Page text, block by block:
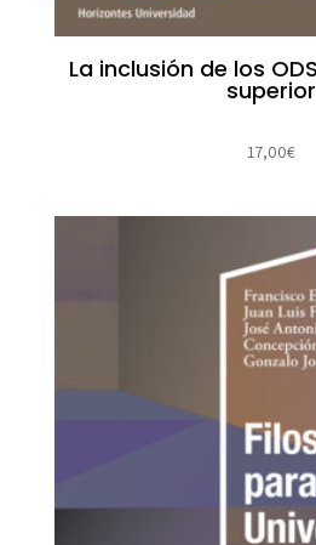
La inclusión de los
superior
17,00€